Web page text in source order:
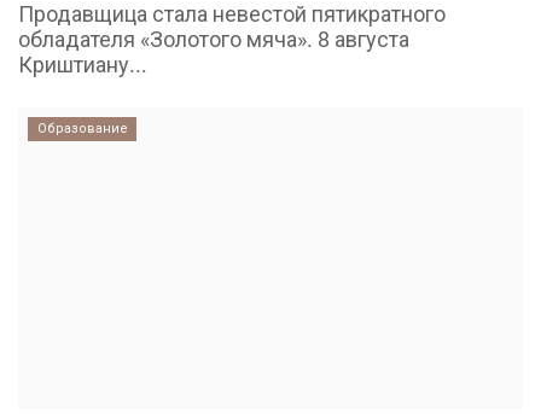
Продавщица стала невестой пятикратного
обладателя «Золотого мяча». 8 августа
Криштиану...
Образование